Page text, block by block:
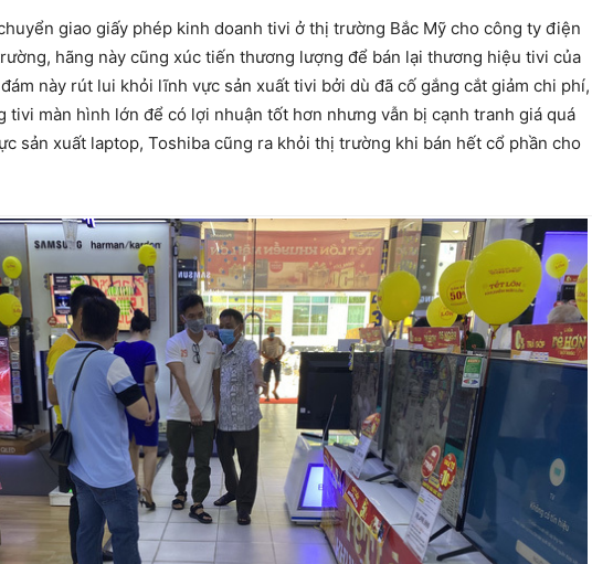
giao giấy phép kinh doanh tivi ở thị trường Bắc Mỹ cho công ty điện
hãng này cũng xúc tiến thương lượng để bán lại thương hiệu tivi của
này rút lui khỏi lĩnh vực sản xuất tivi bởi dù đã cố gắng cắt giảm chi phí,
tivi màn hình lớn để có lợi nhuận tốt hơn nhưng vẫn bị cạnh tranh giá quá
sản xuất laptop, Toshiba cũng ra khỏi thị trường khi bán hết cổ phần cho